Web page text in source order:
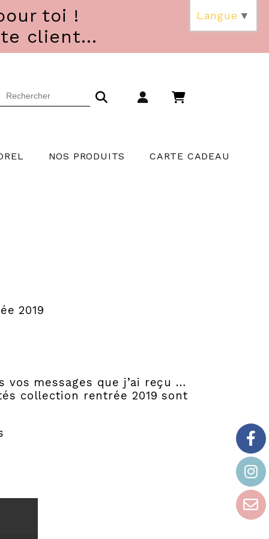
toi !
client...
NOS PRODUITS CARTE CADEAU
2019
messages que j’ai reçu …
collection rentrée 2019 sont
Langue ▼